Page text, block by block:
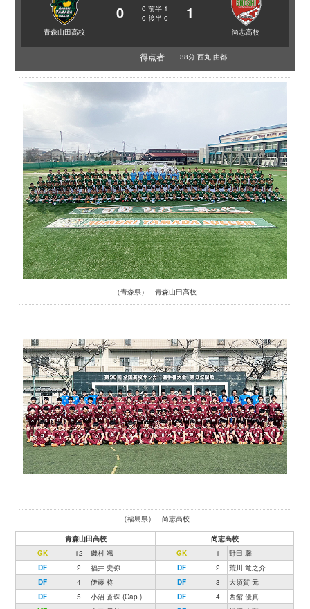
青森山田高校
0 0 前半 1
0 後半 0 1
尚志高校
得点者 38分 西丸 由都
（青森県） 青森山田高校
（福島県） 尚志高校
青森山田高校
尚志高校
GK
12 磯村 颯 GK 1
野田 馨
DF
2 福井 史弥 DF 2
荒川 竜之介
DF
4 伊藤 柊 DF 3
大須賀 元
DF
5 小沼 蒼珠 (Cap.) DF 4
西館 優真